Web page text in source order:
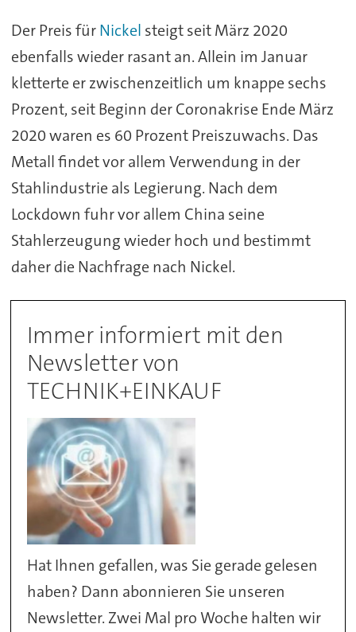
Der Preis fürNickel steigt seit März 2020
ebenfalls wieder rasant an. Allein im Januar
kletterte er zwischenzeitlich um knappe sechs
Prozent, seit Beginn der Coronakrise Ende März
2020 waren es 60 Prozent Preiszuwachs. Das
Metall findet vor allem Verwendung in der
Stahlindustrie als Legierung. Nach dem
Lockdown fuhr vor allem China seine
Stahlerzeugung wieder hoch und bestimmt
daher die Nachfrage nach Nickel.
Immer informiert mit den
Newsletter von
TECHNIK+EINKAUF
Hat Ihnen gefallen, was Sie gerade gelesen
haben? Dann abonnieren Sie unseren
Newsletter. Zwei Mal pro Woche halten wir